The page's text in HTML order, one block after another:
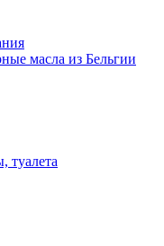
масла из Бельгии
туалета